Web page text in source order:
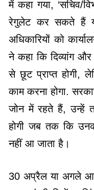
में कहा गया, ‘सचिव/
रेगुलेट कर सकते हैं
अधिकारियों को
ने कहा कि दिव्यांग
से छूट प्राप्त
काम करना होगा.
जोन में रहते हैं,
होगी जब तक कि
नहीं आ जाता है।
30 अप्रैल या अगले